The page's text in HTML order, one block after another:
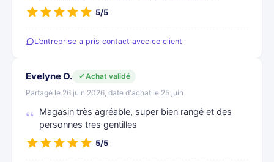
5/5
L’entreprise a pris contact avec ce client
Evelyne O.
Achat validé
Partagé le 26 juin 2026, date d'achat le 25 juin
Magasin très agréable, super bien rangé et des
personnes tres gentilles
5/5